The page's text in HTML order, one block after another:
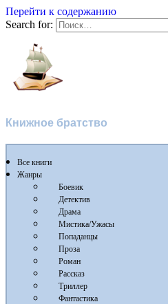
Перейти к содержанию
Search for:
Книжное братство
Все книги
Жанры
Боевик
Детектив
Драма
Мистика/Ужасы
Попаданцы
Проза
Роман
Рассказ
Триллер
Фантастика